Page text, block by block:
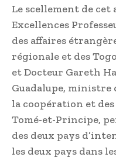
Le scellement de cet
Excellences
des affaires
régionale et des
et Docteur Gareth
Guadalupe, ministre
la coopération et des
Tomé-et-Principe,
des deux pays
les deux pays dans